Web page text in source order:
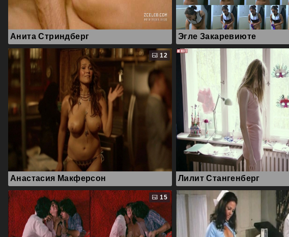
Анита Стриндберг Эгле Закаревиюте
12
Анастасия Макферсон Лилит Стангенберг
15